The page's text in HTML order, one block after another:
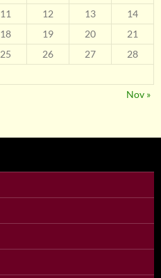
11 12 13
14
18 19 20
21
25 26 27
28
Nov »